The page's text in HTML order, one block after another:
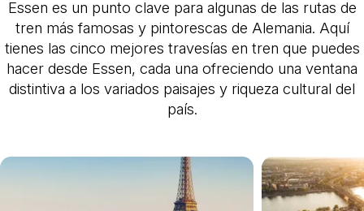
Essen es un punto clave para algunas de las rutas de
tren más famosas y pintorescas de Alemania. Aquí
tienes las cinco mejores travesías en tren que puedes
hacer desde Essen, cada una ofreciendo una ventana
distintiva a los variados paisajes y riqueza cultural del
país.